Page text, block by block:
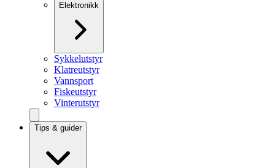
Elektronikk
Sykkelutstyr
Klatreutstyr
Vannsport
Fiskeutstyr
Vinterutstyr
Tips & guider